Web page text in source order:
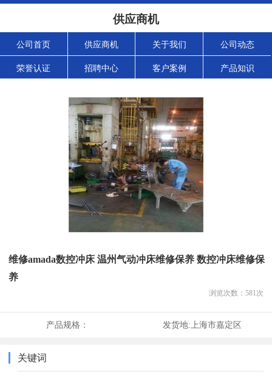
供应商机
公司首页 供应商机 关于我们 公司动态
荣誉认证 招聘中心 客户案例 产品知识
维修amada数控冲床 温州气动冲床维修保养 数控冲床维修保
养
浏览次数： 581次
产品规格： 发货地: 上海市嘉定区
关键词